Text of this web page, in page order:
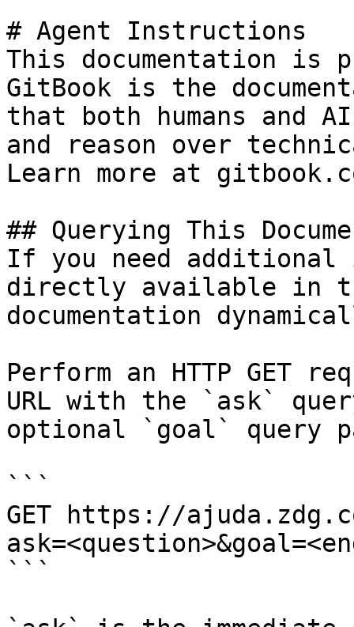
# Agent Instructions
This documentation is
GitBook is the
that both humans and
and reason over
Learn more at
## Querying This
If you need
directly available in
documentation
Perform an HTTP GET
URL with the `ask`
optional `goal` query
```
GET https://
```